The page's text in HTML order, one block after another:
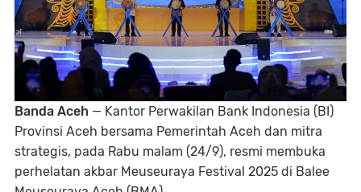
Banda Aceh — Kantor Perwakilan Bank Indonesia (BI)
Provinsi Aceh bersama Pemerintah Aceh dan mitra
strategis, pada Rabu malam (24/9), resmi membuka
perhelatan akbar Meuseuraya Festival 2025 di Balee